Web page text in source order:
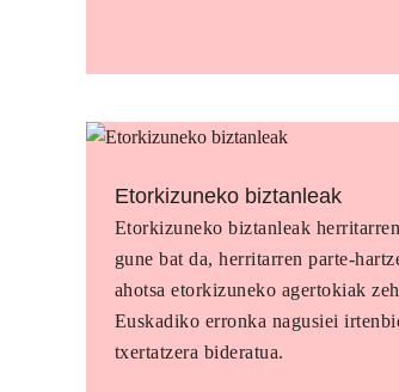
Etorkizuneko biztanleak
Etorkizuneko biztanleak
gune bat da, herritarren parte-
ahotsa etorkizuneko agertokiak
Euskadiko erronka nagusiei
txertatzera bideratua.